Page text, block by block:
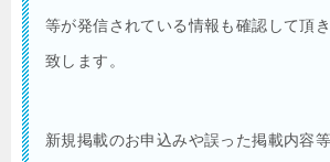
等が発信されている情報も確認して頂
致します。
新規掲載のお申込みや誤った掲載内容